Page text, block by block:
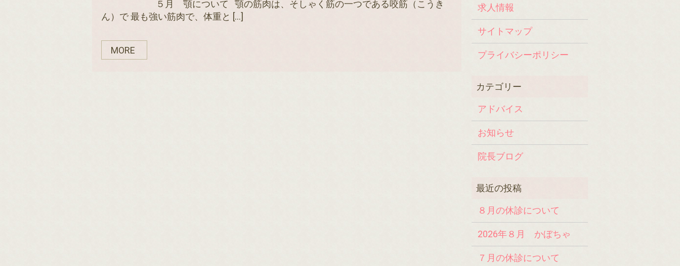
５月 顎について 顎の筋肉は、そしゃく筋の一つである咬筋（こうき
ん）で 最も強い筋肉で、体重と […]
MORE
求人情報
サイトマップ
プライバシーポリシー
アドバイス
お知らせ
院長ブログ
８月の休診について
2026年８月 かぼちゃ
７月の休診について